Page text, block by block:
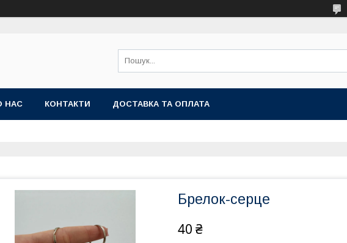
НАС КОНТАКТИ ДОСТАВКА ТА ОПЛАТА
Брелок-серце
40 ₴